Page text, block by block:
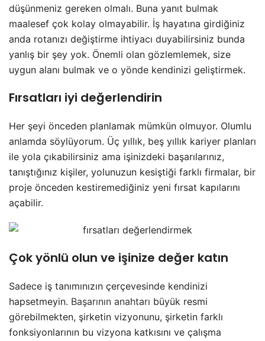
düşünmeniz gereken olmalı. Buna yanıt bulmak
maalesef çok kolay olmayabilir. İş hayatına girdiğiniz
anda rotanızı değiştirme ihtiyacı duyabilirsiniz bunda
yanlış bir şey yok. Önemli olan gözlemlemek, size
uygun alanı bulmak ve o yönde kendinizi geliştirmek.
Fırsatları iyi değerlendirin
Her şeyi önceden planlamak mümkün olmuyor. Olumlu
anlamda söylüyorum. Üç yıllık, beş yıllık kariyer planları
ile yola çıkabilirsiniz ama işinizdeki başarılarınız,
tanıştığınız kişiler, yolunuzun kesiştiği farklı firmalar, bir
proje önceden kestiremediğiniz yeni fırsat kapılarını
açabilir.
Çok yönlü olun ve işinize değer katın
Sadece iş tanımınızın çerçevesinde kendinizi
hapsetmeyin. Başarının anahtarı büyük resmi
görebilmekten, şirketin vizyonunu, şirketin farklı
fonksiyonlarının bu vizyona katkısını ve çalışma